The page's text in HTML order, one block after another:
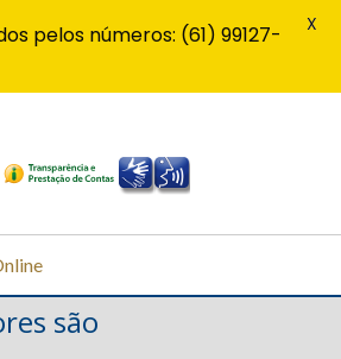
são
pelos números: (61) 99127-
X